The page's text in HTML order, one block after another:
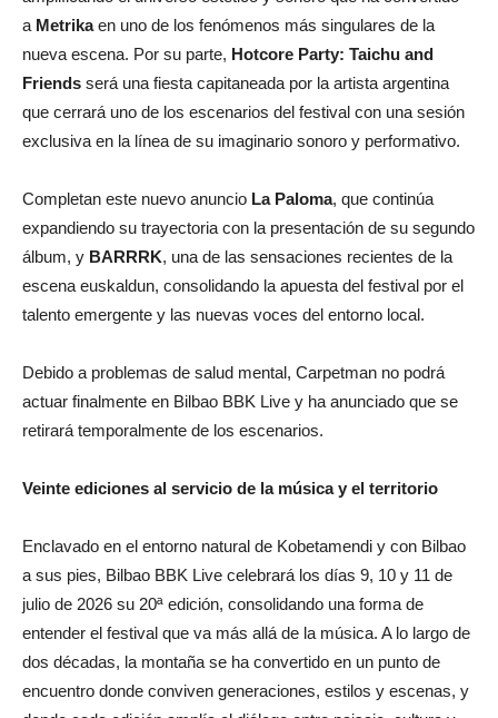
a Metrikaen uno de los fenómenos más singulares de la
nueva escena. Por su parte, Hotcore Party: Taichu and
Friends será una fiesta capitaneada por la artista argentina
que cerrará uno de los escenarios del festival con una sesión
exclusiva en la línea de su imaginario sonoro y performativo.
Completan este nuevo anuncio La Paloma, que continúa
expandiendo su trayectoria con la presentación de su segundo
álbum, y BARRRK, una de las sensaciones recientes de la
escena euskaldun, consolidando la apuesta del festival por el
talento emergente y las nuevas voces del entorno local.
Debido a problemas de salud mental, Carpetman no podrá
actuar finalmente en Bilbao BBK Live y ha anunciado que se
retirará temporalmente de los escenarios.
Veinte ediciones al servicio de la música y el territorio
Enclavado en el entorno natural de Kobetamendi y con Bilbao
a sus pies, Bilbao BBK Live celebrará los días 9, 10 y 11 de
julio de 2026 su 20ª edición, consolidando una forma de
entender el festival que va más allá de la música. A lo largo de
dos décadas, la montaña se ha convertido en un punto de
encuentro donde conviven generaciones, estilos y escenas, y